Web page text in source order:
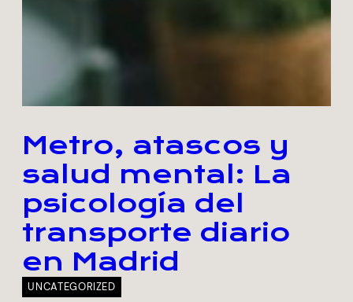
Metro, atascos y
salud mental: La
psicología del
transporte diario
en Madrid
UNCATEGORIZED